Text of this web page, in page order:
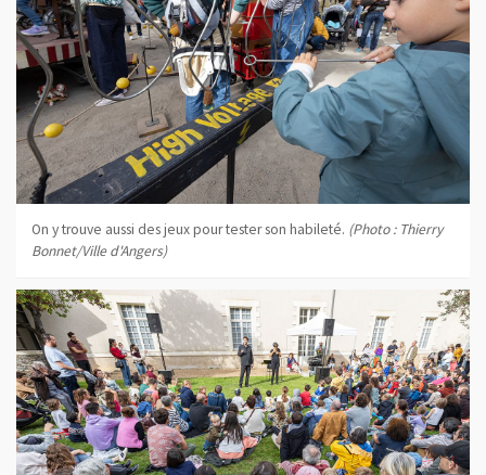
On y trouve aussi des jeux pour tester son habileté. (Photo : Thierry
Bonnet/Ville d'Angers)